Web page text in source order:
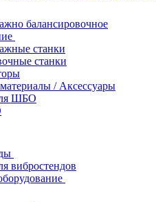
балансировочное
станки
станки
/ Аксессуары
ШБО
вибростендов